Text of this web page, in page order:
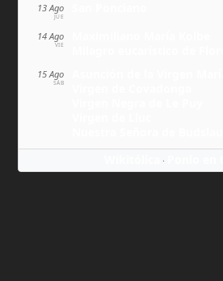
13 Ago
JUE
14 Ago
VIE
15 Ago
SÁB
·